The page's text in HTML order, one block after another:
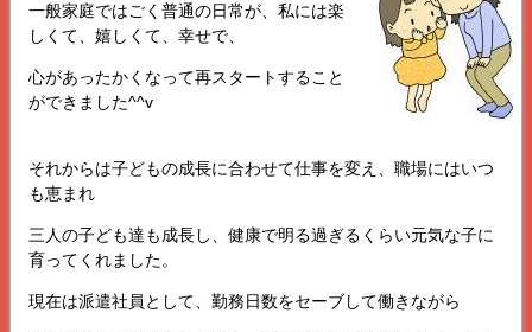
一般家庭ではごく普通の日常が、私には楽
しくて、嬉しくて、幸せで、
心があったかくなって再スタートすること
ができました^^v
それからは子どもの成長に合わせて仕事を変え、職場にはいつ
も恵まれ
三人の子ども達も成長し、健康で明る過ぎるくらい元気な子に
育ってくれました。
現在は派遣社員として、勤務日数をセーブして働きながら